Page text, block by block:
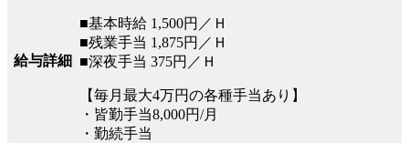
給与詳細
■基本時給 1,500円／Ｈ
■残業手当 1,875円／Ｈ
■深夜手当 375円／Ｈ
【毎月最大4万円の各種手当あり】
・皆勤手当8,000円/月
・勤続手当